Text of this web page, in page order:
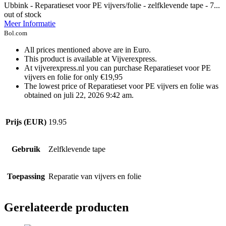
Ubbink - Reparatieset voor PE vijvers/folie - zelfklevende tape - 7...
out of stock
Meer Informatie
Bol.com
All prices mentioned above are in Euro.
This product is available at Vijverexpress.
At vijverexpress.nl you can purchase Reparatieset voor PE
vijvers en folie for only €19,95
The lowest price of Reparatieset voor PE vijvers en folie was
obtained on juli 22, 2026 9:42 am.
Prijs (EUR) 19.95
Gebruik Zelfklevende tape
Toepassing Reparatie van vijvers en folie
Gerelateerde producten